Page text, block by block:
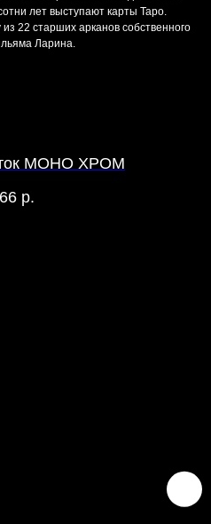
лет выступают карты Таро.
22 старших арканов собственного
Ларина.
МОНО ХРОМ
р.